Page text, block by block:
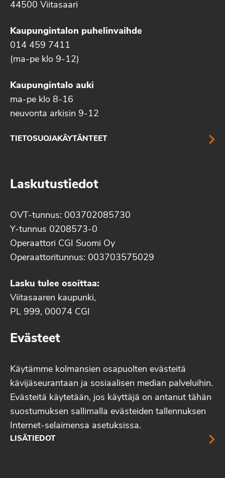
44500 Viitasaari
Kaupungintalon puhelinvaihde
014 459 7411
(ma-pe klo 9-12)
Kaupungintalo auki
ma-pe klo 8-16
neuvonta arkisin 9-12
TIETOSUOJAKÄYTÄNTEET
Laskutustiedot
OVT-tunnus: 003702085730
Y-tunnus 0208573-0
Operaattori CGI Suomi Oy
Operaattoritunnus: 003703575029
Lasku tulee osoittaa:
Viitasaaren kaupunki,
PL 999, 00074 CGI
Evästeet
Käytämme kolmansien osapuolten evästeitä
kävijäseurantaan ja sosiaalisen median palveluihin.
Evästeitä käytetään, jos käyttäjä on antanut tähän
suostumuksen sallimalla evästeiden tallennuksen
Internet-selaimensa asetuksissa.
LISÄTIEDOT